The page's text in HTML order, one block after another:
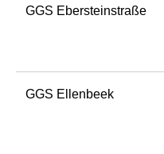
GGS Ebersteinstraße
GGS Ellenbeek